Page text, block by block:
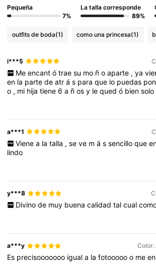
Pequeña
7%
La talla corresponde
89%
outfits de boda(1) como una princesa(1)
i***5
Me encant ó trae su mo ñ o aparte , ya
en la partedeatrás paraque lo puedas
o , mi hijatiene 6a ñosy lequedó biensolo
a***1
Viene a la talla , se ve m á s sencillo que
lindo
y***8
Divino de muy buena calidad tal cual
a***y Color:
Es precisooooooo iguala lafotoooooo me